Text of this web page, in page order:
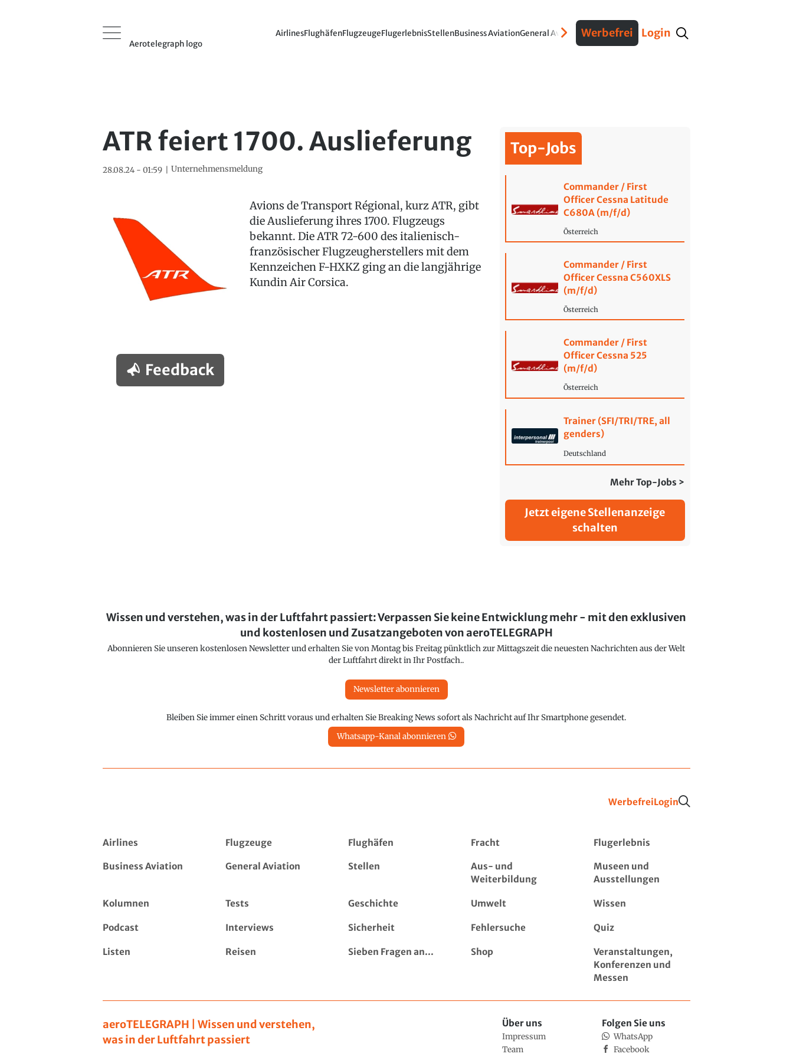
Aerotelegraph logo
AirlinesFlughäfenFlugzeugeFlugerlebnisStellenBusiness AviationGeneral AviationVerteidigungInterviews Fracht
Werbefrei Login
ATR feiert 1700. Auslieferung
28.08.24 - 01:59 Unternehmensmeldung
Avions de Transport Régional, kurz ATR, gibt
die Auslieferung ihres 1700. Flugzeugs
bekannt. Die ATR 72-600 des italienisch-
französischer Flugzeugherstellers mit dem
Kennzeichen F-HXKZ ging an die langjährige
Kundin Air Corsica.
Feedback
Top-Jobs
Commander / First
Officer Cessna Latitude
C680A (m/f/d)
Österreich
Commander / First
Officer Cessna C560XLS
(m/f/d)
Österreich
Commander / First
Officer Cessna 525
(m/f/d)
Österreich
Trainer (SFI/TRI/TRE, all
genders)
Deutschland
Mehr Top-Jobs >
Jetzt eigene Stellenanzeige
schalten
Wissen und verstehen, was in der Luftfahrt passiert: Verpassen Sie keine Entwicklung mehr - mit den exklusiven
und kostenlosen und Zusatzangeboten von aeroTELEGRAPH
Abonnieren Sie unseren kostenlosen Newsletter und erhalten Sie von Montag bis Freitag pünktlich zur Mittagszeit die neuesten Nachrichten aus der Welt
der Luftfahrt direkt in Ihr Postfach..
Newsletter abonnieren
Bleiben Sie immer einen Schritt voraus und erhalten Sie Breaking News sofort als Nachricht auf Ihr Smartphone gesendet.
Whatsapp-Kanal abonnieren
WerbefreiLogin
Airlines Flugzeuge Flughäfen Fracht Flugerlebnis
Business Aviation General Aviation Stellen
Aus- und
Weiterbildung
Museen und
Ausstellungen
Kolumnen Tests Geschichte Umwelt Wissen
Podcast Interviews Sicherheit Fehlersuche Quiz
Listen Reisen Sieben Fragen an... Shop
Veranstaltungen,
Konferenzen und
Messen
aeroTELEGRAPH | Wissen und verstehen,
was in der Luftfahrt passiert
Über uns
Impressum
Team
Folgen Sie uns
WhatsApp
Facebook